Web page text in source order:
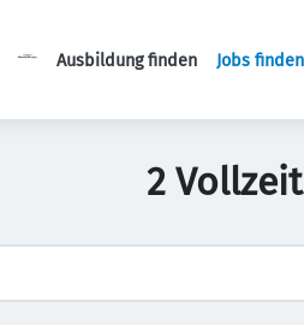
Ausbildung finden Jobs finden
2